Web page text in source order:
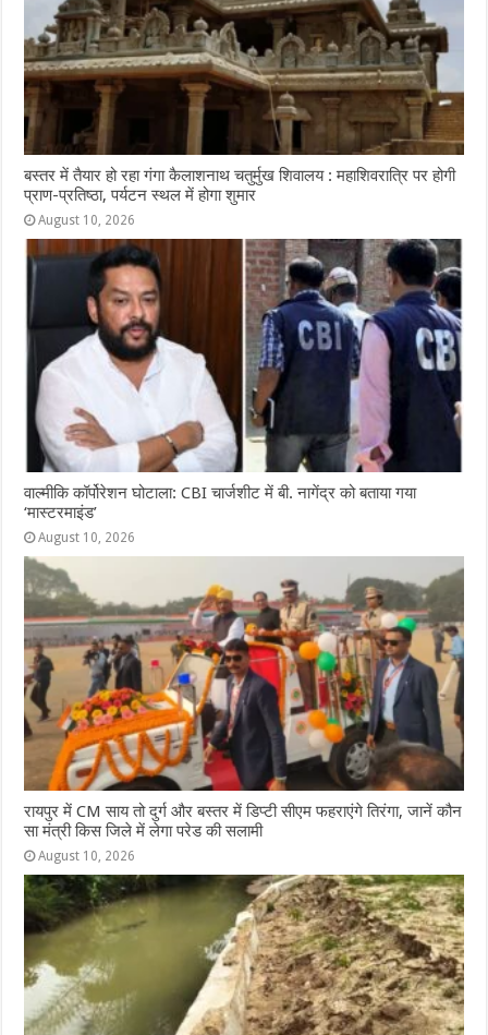
बस्तर में तैयार हो रहा गंगा कैलाशनाथ चतुर्मुख शिवालय : महाशिवरात्रि पर होगी
प्राण-प्रतिष्ठा, पर्यटन स्थल में होगा शुमार
August 10, 2026
वाल्मीकि कॉर्पोरेशन घोटाला: CBI चार्जशीट में बी. नागेंद्र को बताया गया
‘मास्टरमाइंड’
August 10, 2026
रायपुर में CM साय तो दुर्ग और बस्तर में डिप्टी सीएम फहराएंगे तिरंगा, जानें कौन
सा मंत्री किस जिले में लेगा परेड की सलामी
August 10, 2026